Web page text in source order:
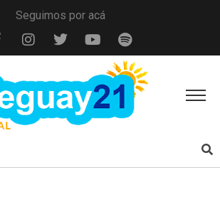
Seguimos por acá